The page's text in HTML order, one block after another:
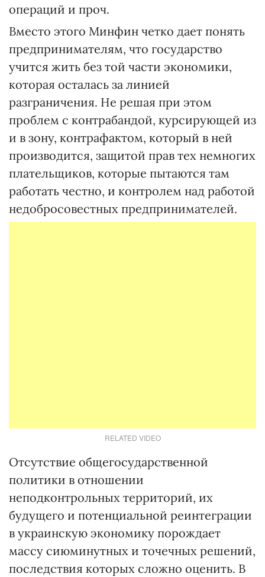
операций и проч.
Вместо этого Минфин четко дает понять
предпринимателям, что государство
учится жить без той части экономики,
которая осталась за линией
разграничения. Не решая при этом
проблем с контрабандой, курсирующей из
и в зону, контрафактом, который в ней
производится, защитой прав тех немногих
плательщиков, которые пытаются там
работать честно, и контролем над работой
недобросовестных предпринимателей.
RELATED VIDEO
Отсутствие общегосударственной
политики в отношении
неподконтрольных территорий, их
будущего и потенциальной реинтеграции
в украинскую экономику порождает
массу сиюминутных и точечных решений,
последствия которых сложно оценить. В